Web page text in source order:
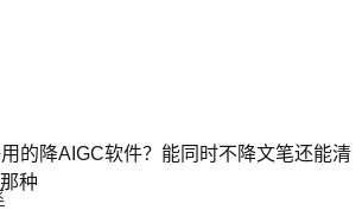
的降AIGC软件？能同时不降文笔还能清
种